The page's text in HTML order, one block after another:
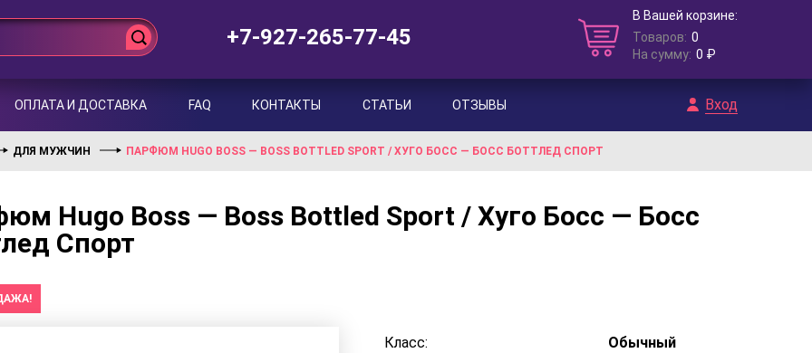
+7-927-265-77-45
В Вашей корзине:
Товаров: 0
На сумму: 0 ₽
ОПЛАТА И ДОСТАВКА FAQ КОНТАКТЫ СТАТЬИ ОТЗЫВЫ Вход
ДЛЯ МУЖЧИН ПАРФЮМ HUGO BOSS — BOSS BOTTLED SPORT / ХУГО БОСС — БОСС БОТТЛЕД СПОРТ
Hugo Boss — Boss Bottled Sport / Хуго Босс — Босс
Спорт
Класс:
Обычный